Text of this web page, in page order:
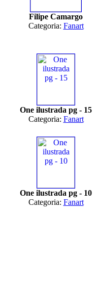
Filipe Camargo
Categoria: Fanart
One ilustrada pg - 15
Categoria: Fanart
One ilustrada pg - 10
Categoria: Fanart